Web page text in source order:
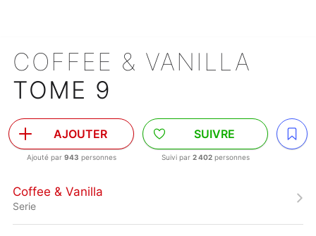
COFFEE & VANILLA
TOME 9
AJOUTER
Ajouté par 943 personnes
SUIVRE
Suivi par 2 402personnes
Coffee & Vanilla
Serie